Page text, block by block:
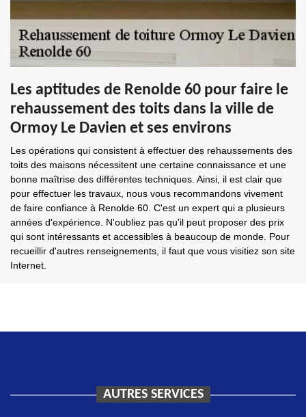
Les aptitudes de Renolde 60 pour faire le
rehaussement des toits dans la ville de
Ormoy Le Davien et ses environs
Les opérations qui consistent à effectuer des rehaussements des
toits des maisons nécessitent une certaine connaissance et une
bonne maîtrise des différentes techniques. Ainsi, il est clair que
pour effectuer les travaux, nous vous recommandons vivement
de faire confiance à Renolde 60. C'est un expert qui a plusieurs
années d'expérience. N'oubliez pas qu'il peut proposer des prix
qui sont intéressants et accessibles à beaucoup de monde. Pour
recueillir d'autres renseignements, il faut que vous visitiez son site
Internet.
AUTRES SERVICES